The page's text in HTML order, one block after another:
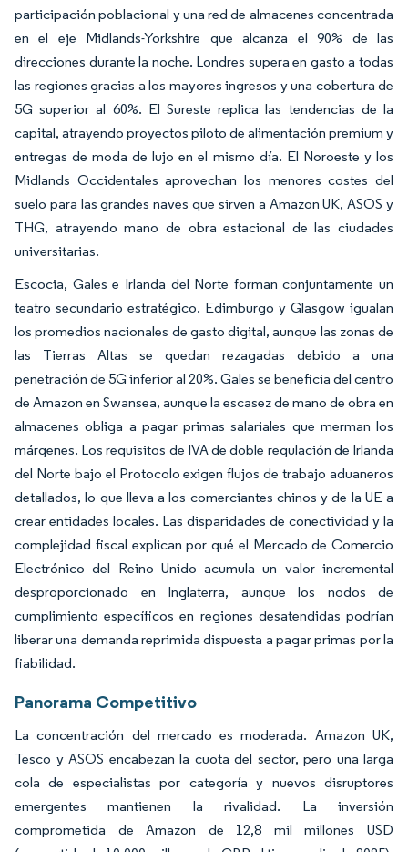
participación poblacional y una red de almacenes concentrada
en el eje Midlands-Yorkshire que alcanza el 90% de las
direcciones durante la noche. Londres supera en gasto a todas
las regiones gracias a los mayores ingresos y una cobertura de
5G superior al 60%. El Sureste replica las tendencias de la
capital, atrayendo proyectos piloto de alimentación premium y
entregas de moda de lujo en el mismo día. El Noroeste y los
Midlands Occidentales aprovechan los menores costes del
suelo para las grandes naves que sirven a Amazon UK, ASOS y
THG, atrayendo mano de obra estacional de las ciudades
universitarias.
Escocia, Gales e Irlanda del Norte forman conjuntamente un
teatro secundario estratégico. Edimburgo y Glasgow igualan
los promedios nacionales de gasto digital, aunque las zonas de
las Tierras Altas se quedan rezagadas debido a una
penetración de 5G inferior al 20%. Gales se beneficia del centro
de Amazon en Swansea, aunque la escasez de mano de obra en
almacenes obliga a pagar primas salariales que merman los
márgenes. Los requisitos de IVA de doble regulación de Irlanda
del Norte bajo el Protocolo exigen flujos de trabajo aduaneros
detallados, lo que lleva a los comerciantes chinos y de la UE a
crear entidades locales. Las disparidades de conectividad y la
complejidad fiscal explican por qué el Mercado de Comercio
Electrónico del Reino Unido acumula un valor incremental
desproporcionado en Inglaterra, aunque los nodos de
cumplimiento específicos en regiones desatendidas podrían
liberar una demanda reprimida dispuesta a pagar primas por la
fiabilidad.
Panorama Competitivo
La concentración del mercado es moderada. Amazon UK,
Tesco y ASOS encabezan la cuota del sector, pero una larga
cola de especialistas por categoría y nuevos disruptores
emergentes mantienen la rivalidad. La inversión
comprometida de Amazon de 12,8 mil millones USD